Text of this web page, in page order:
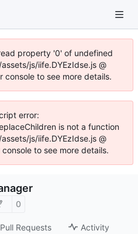
property '0' of undefined
js/iife.DYEzIdse.js @
to see more details.
error:
is not a function
js/iife.DYEzIdse.js @
to see more details.
0
Pull Requests Activity